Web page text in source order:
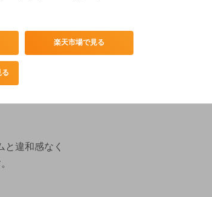
楽天市場で見る
違和感なく